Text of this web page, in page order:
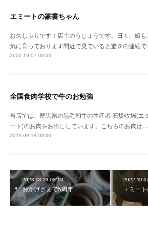
エミートの篆書ちゃん
お久しぶりです！店主のうじょうです。日々、娘も
気に育っております間近で見ていると驚きの連続
2022.10.07 03:00
全国食肉学校で牛のお勉強
当店では、群馬県の黒毛和牛の生産者 石坂牧場(エミ
ート)のお肉をお出ししています。こちらのお肉は…
2019.09.14 03:00
2023.03.29 08:10
おかげさまで5周年 エミー